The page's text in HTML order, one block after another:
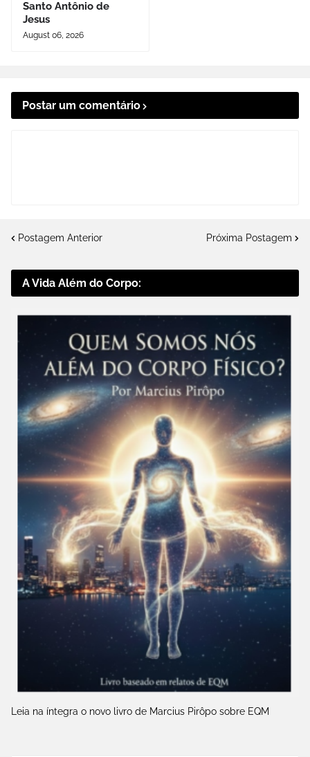
Santo Antônio de
Jesus
August 06, 2026
Postar um comentário
Postagem Anterior Próxima Postagem
A Vida Além do Corpo:
Leia na íntegra o novo livro de Marcius Pirôpo sobre EQM